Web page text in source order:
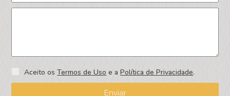
Aceito osTermos de Uso e aPolítica de Privacidade.
Enviar